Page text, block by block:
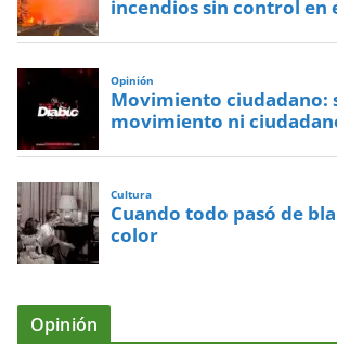
incendios sin control en
Opinión
Movimiento ciudadano:
movimiento ni
Cultura
Cuando todo pasó de
color
Opinión